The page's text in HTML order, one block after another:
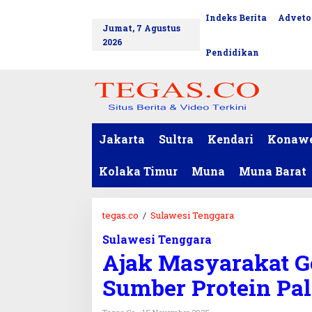
Jumat, 7 Agustus
2026
Indeks Berita
Pendidikan
Jakarta Sultra Kendari
Kolaka Timur Muna Muna Barat
tegas.co / Sulawesi Tenggara
k
M
a
s
Sulawesi Tenggara
Ajak Masyarakat
Sumber Protein